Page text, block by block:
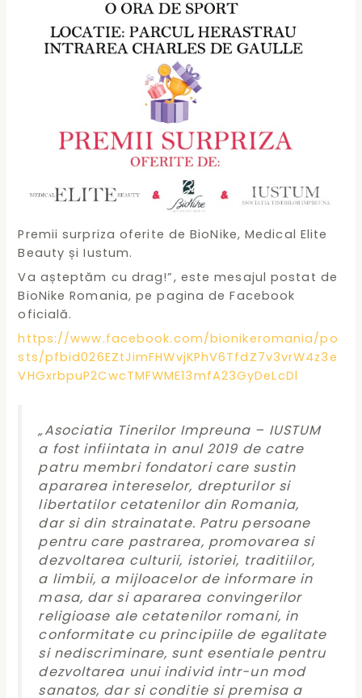
Premii surpriza oferite de BioNike, Medical Elite
Beauty și Iustum.
Va așteptăm cu drag!”, este mesajul postat de
BioNike Romania, pe pagina de Facebook
oficială.
https://www.facebook.com/bionikeromania/po
sts/pfbid026EZtJimFHWvjKPhV6TfdZ7v3vrW4z3e
VHGxrbpuP2CwcTMFWME13mfA23GyDeLcDl
„Asociatia Tinerilor Impreuna – IUSTUM
a fost infiintata in anul 2019 de catre
patru membri fondatori care sustin
apararea intereselor, drepturilor si
libertatilor cetatenilor din Romania,
dar si din strainatate. Patru persoane
pentru care pastrarea, promovarea si
dezvoltarea culturii, istoriei, traditiilor,
a limbii, a mijloacelor de informare in
masa, dar si apararea convingerilor
religioase ale cetatenilor romani, in
conformitate cu principiile de egalitate
si nediscriminare, sunt esentiale pentru
dezvoltarea unui individ intr-un mod
sanatos, dar si conditie si premisa a